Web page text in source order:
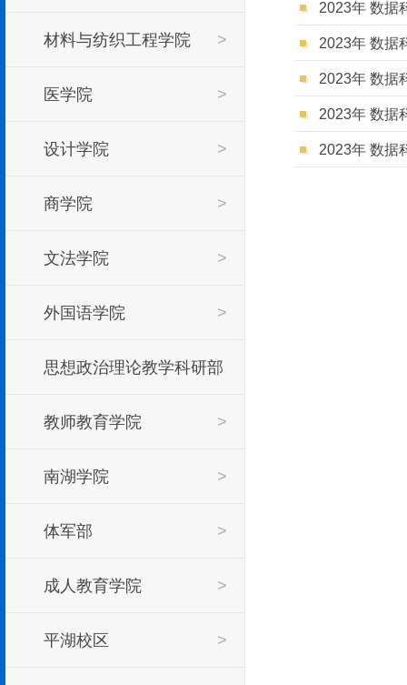
材料与纺织工程学院 >
医学院 >
设计学院 >
商学院 >
文法学院 >
外国语学院 >
思想政治理论教学科研部
>
教师教育学院 >
南湖学院 >
体军部 >
成人教育学院 >
平湖校区 >
2023年 数据
2023年 数据
2023年 数据
2023年 数据
2023年 数据